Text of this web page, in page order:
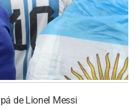
de Lionel Messi